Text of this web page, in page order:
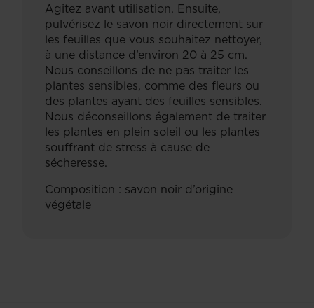
Agitez avant utilisation. Ensuite,
pulvérisez le savon noir directement sur
les feuilles que vous souhaitez nettoyer,
à une distance d’environ 20 à 25 cm.
Nous conseillons de ne pas traiter les
plantes sensibles, comme des fleurs ou
des plantes ayant des feuilles sensibles.
Nous déconseillons également de traiter
les plantes en plein soleil ou les plantes
souffrant de stress à cause de
sécheresse.
Composition : savon noir d’origine
végétale